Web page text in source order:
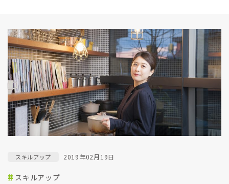
スキルアップ 2019年02月19日
スキルアップ